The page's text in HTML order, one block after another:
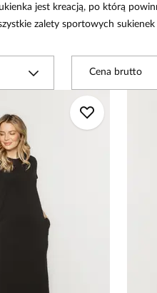
jest kreacją, po którą
zalety sportowych
Cena brutto